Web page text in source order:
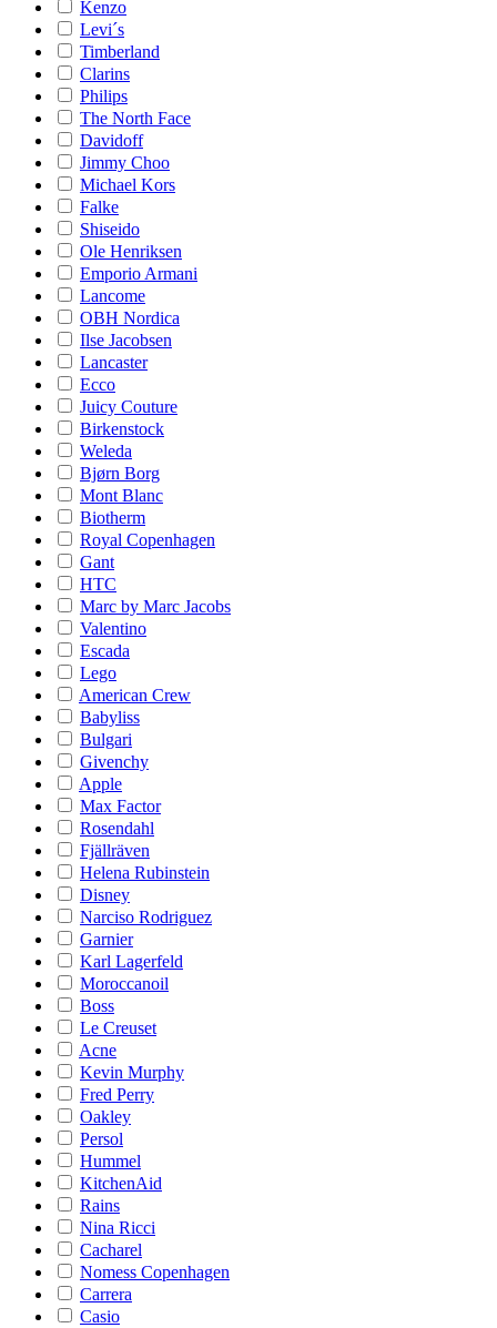
Kenzo
Levi´s
Timberland
Clarins
Philips
The North Face
Davidoff
Jimmy Choo
Michael Kors
Falke
Shiseido
Ole Henriksen
Emporio Armani
Lancome
OBH Nordica
Ilse Jacobsen
Lancaster
Ecco
Juicy Couture
Birkenstock
Weleda
Bjørn Borg
Mont Blanc
Biotherm
Royal Copenhagen
Gant
HTC
Marc by Marc Jacobs
Valentino
Escada
Lego
American Crew
Babyliss
Bulgari
Givenchy
Apple
Max Factor
Rosendahl
Fjällräven
Helena Rubinstein
Disney
Narciso Rodriguez
Garnier
Karl Lagerfeld
Moroccanoil
Boss
Le Creuset
Acne
Kevin Murphy
Fred Perry
Oakley
Persol
Hummel
KitchenAid
Rains
Nina Ricci
Cacharel
Nomess Copenhagen
Carrera
Casio